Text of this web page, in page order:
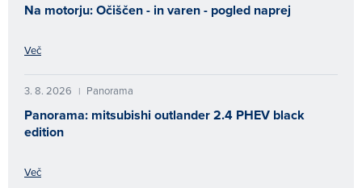
Na motorju: Očiščen - in varen - pogled naprej
Več
3. 8. 2026 | Panorama
Panorama: mitsubishi outlander 2.4 PHEV black
edition
Več